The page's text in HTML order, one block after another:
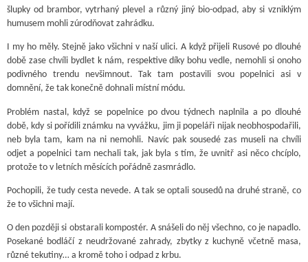
šlupky od brambor, vytrhaný plevel a různý jiný bio-odpad, aby si vzniklým
humusem mohli zúrodňovat zahrádku.
I my ho měly. Stejně jako všichni v naší ulici. A když přijeli Rusové po dlouhé
době zase chvíli bydlet k nám, respektive díky bohu vedle, nemohli si onoho
podivného trendu nevšimnout. Tak tam postavili svou popelnici asi v
domnění, že tak konečně dohnali místní módu.
Problém nastal, když se popelnice po dvou týdnech naplnila a po dlouhé
době, kdy si pořídili známku na vyvážku, jim ji popeláři nijak neobhospodařili,
neb byla tam, kam na ni nemohli. Navíc pak sousedé zas museli na chvíli
odjet a popelnici tam nechali tak, jak byla s tím, že uvnitř asi něco chcíplo,
protože to v letních měsících pořádně zasmrádlo.
Pochopili, že tudy cesta nevede. A tak se optali sousedů na druhé straně, co
že to všichni mají.
O den později si obstarali kompostér. A snášeli do něj všechno, co je napadlo.
Posekané bodláčí z neudržované zahrady, zbytky z kuchyně včetně masa,
různé tekutiny… a kromě toho i odpad z krbu.